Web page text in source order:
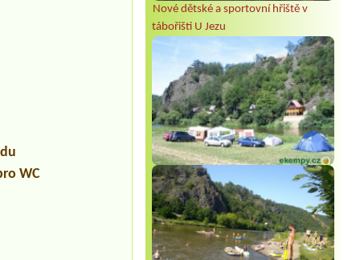
Nové dětské a sportovní hřiště v
tábořišti U Jezu
WC